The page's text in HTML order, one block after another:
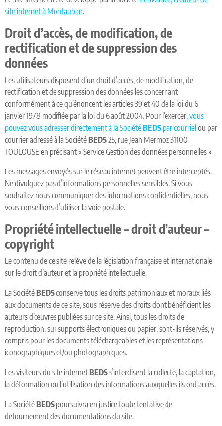
site internet à Montauban.
Droit d’accès, de modification, de
rectification et de suppression des
données
Les utilisateurs disposent d’un droit d’accès, de modification, de
rectification et de suppression des données les concernant
conformément à ce qu’énoncent les articles 39 et 40 de la loi du 6
janvier 1978 modifiée par la loi du 6 août 2004. Pour l’exercer,vous
pouvez vous adresser directement à la SociétéBEDS par courrielou par
courrier adressé à la Société BEDS25, rue Jean Mermoz 31100
TOULOUSE en précisant « Service Gestion des données personnelles »
Les messages envoyés sur le réseau internet peuvent être interceptés.
Ne divulguez pas d’informations personnelles sensibles. Si vous
souhaitez nous communiquer des informations confidentielles, nous
vous conseillons d’utiliser la voie postale.
Propriété intellectuelle – droit d’auteur –
copyright
Le contenu de ce site relève de la législation française et internationale
sur le droit d’auteur et la propriété intellectuelle.
La Société BEDSconserve tous les droits patrimoniaux et moraux liés
aux documents de ce site, sous réserve des droits dont bénéficient les
auteurs d’œuvres publiées sur ce site. Ainsi, tous les droits de
reproduction, sur supports électroniques ou papier, sont-ils réservés, y
compris pour les documents téléchargeables et les représentations
iconographiques et/ou photographiques.
Les visiteurs du site internet BEDSs’interdisent la collecte, la captation,
la déformation ou l’utilisation des informations auxquelles ils ont accès.
La Société BEDS poursuivra en justice toute tentative de
détournement des documentations du site.